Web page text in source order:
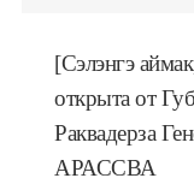
[Сэлэнгэ
открыта от
Раквадерза
АРАССВА